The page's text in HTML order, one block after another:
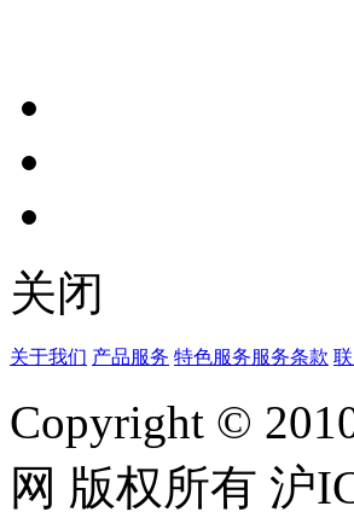
关闭
关于我们 产品服务 特色服务服务条款
Copyright ©
网 版权所有 沪